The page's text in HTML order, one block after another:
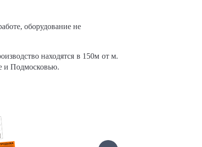
оборудование не
находятся в 150м от м.
и Подмосковью.